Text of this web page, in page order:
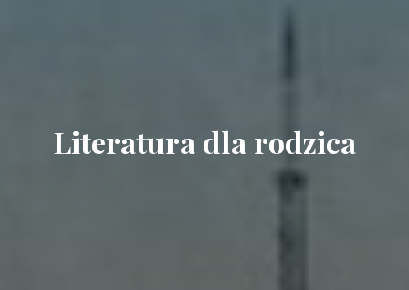
Literatura dla rodzica